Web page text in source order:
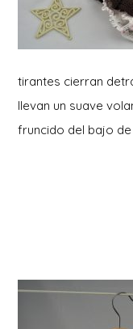
tirantes cierran
llevan un suave
fruncido del bajo